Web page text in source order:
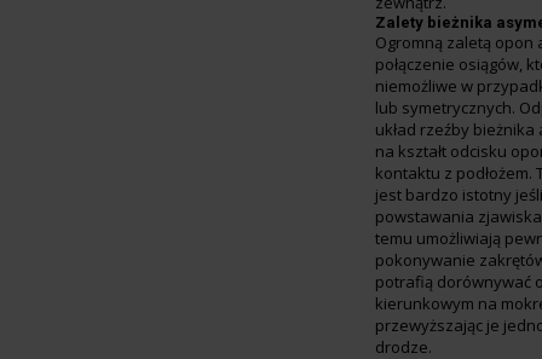
Zalety bieżnika
Ogromną zaletą opon
połączenie osiągów,
niemożliwe w
lub symetrycznych.
układ rzeźby
na kształt odcisku
kontaktu z podłożem.
jest bardzo istotny
powstawania
temu umożliwiają
pokonywanie
potrafią dorównywać
kierunkowym na
przewyższając je
drodze.